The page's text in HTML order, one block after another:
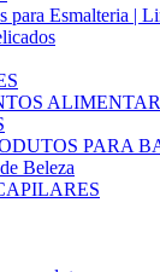
para Esmalteria |
PARA
Beleza